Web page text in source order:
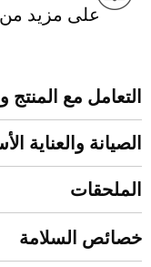
على مزيد
التعامل مع المنتج
الصيانة والعناية
الملحقات
خصائص السلامة